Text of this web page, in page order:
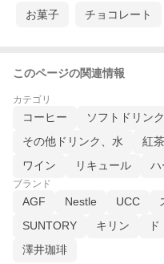
お菓子 チョコレート
このページの関連情報
カテゴリ
コーヒー
ソフトドリン
その他ドリンク、水
紅茶
ワイン
リキュール ハ
ブランド
AGF Nestle UCC
SUNTORY
キリン
澤井珈琲